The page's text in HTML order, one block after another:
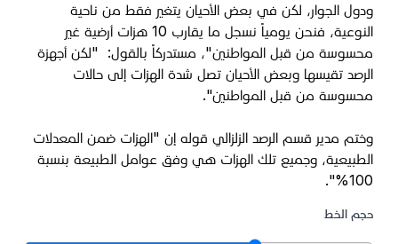
ودول الجوار، لكن في بعض الأحيان يتغير فقط من ناحية
النوعية، فنحن يومياً نسجل ما يقارب 10 هزات أرضية غير
محسوسة من قبل المواطنين"، مستدركاً بالقول: "لكن أجهزة
الرصد تقيسها وبعض الأحيان تصل شدة الهزات إلى حالات
محسوسة من قبل المواطنين".
وختم مدير قسم الرصد الزلزالي قوله إن "الهزات ضمن المعدلات
الطبيعية، وجميع تلك الهزات هي وفق عوامل الطبيعة بنسبة
100%".
حجم الخط